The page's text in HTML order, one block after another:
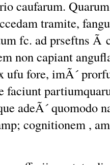
caufarum.
tramite,
fc. ad prseftns
non capiant
ufu fore, imÃ´
faciunt
adeÃ´ quomodo
cognitionem ,